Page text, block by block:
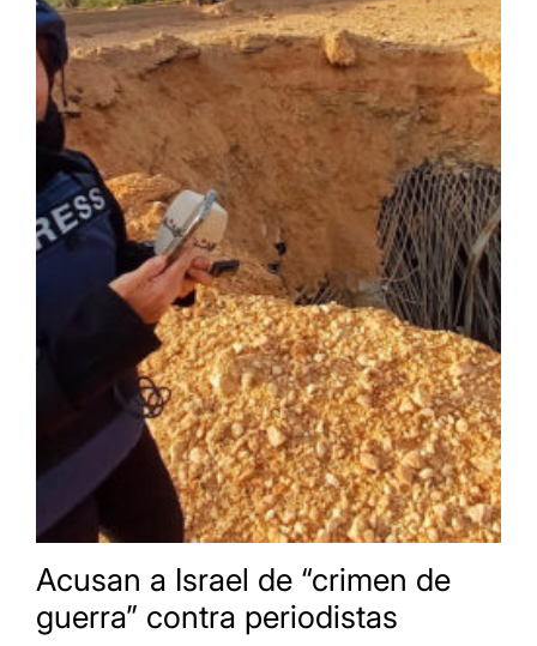
Acusan a Israel de “crimen de
guerra” contra periodistas